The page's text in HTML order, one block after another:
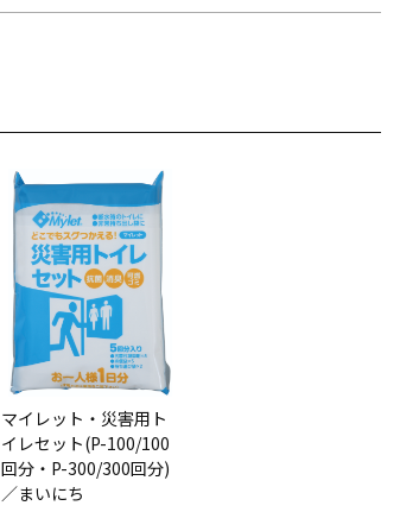
マイレット・災害用ト
イレセット(P-100/100
回分・P-300/300回分)
／まいにち